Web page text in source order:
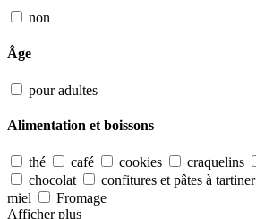
non
Âge
pour adultes
Alimentation et boissons
thé café cookies craquelins
chocolat
confitures et pâtes à tartiner
miel
Fromage
Afficher plus